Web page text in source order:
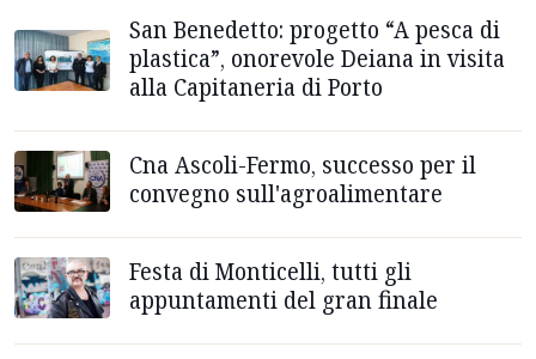
San Benedetto: progetto “A pesca di
plastica”, onorevole Deiana in visita
alla Capitaneria di Porto
Cna Ascoli-Fermo, successo per il
convegno sull'agroalimentare
Festa di Monticelli, tutti gli
appuntamenti del gran finale